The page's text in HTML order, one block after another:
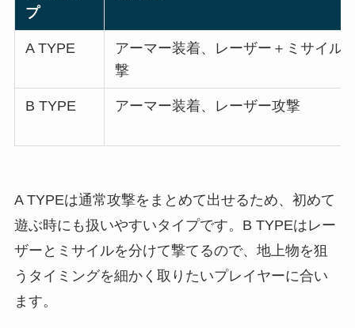
プ
A TYPE
アーマー装着、レーザー＋ミサイル
撃
B TYPE アーマー装着、レーザー攻撃
A TYPEは通常攻撃をまとめて出せるため、初めて
遊ぶ時にも扱いやすいタイプです。B TYPEはレー
ザーとミサイルを分けて撃てるので、地上物を狙
うタイミングを細かく取りたいプレイヤーに合い
ます。